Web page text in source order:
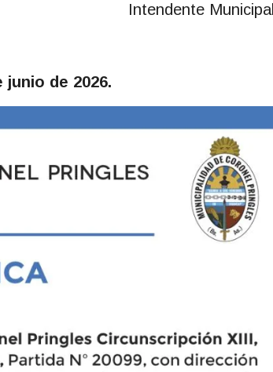
Intendente Municipal
Públicos
junio de 2026.